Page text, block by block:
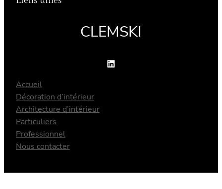
CLEMSKI
LinkedIn
Accueil
Décoration d’intérieur
Architecture d’intérieur
Particuliers
Professionnel
Nous contacter